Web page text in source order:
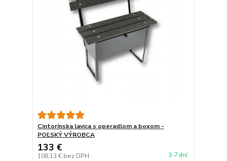
Cintorínska lavica s operadlom a boxom -
POĽSKÝ VÝROBCA
133 €
108,13 € bez DPH 3-7 dní